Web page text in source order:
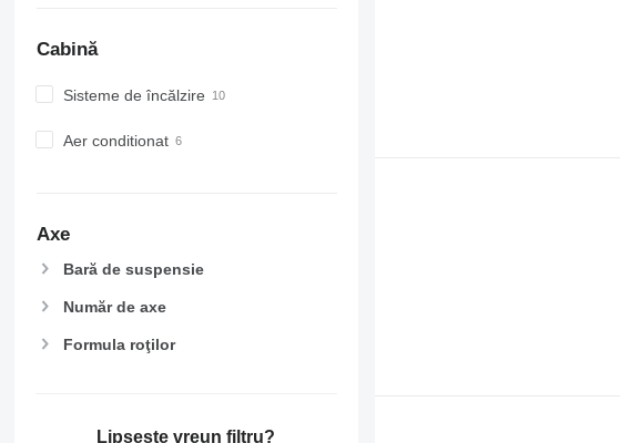
Cabină
Sisteme de încălzire
Aer conditionat
Axe
Bară de suspensie
Număr de axe
Formula roţilor
Lipsește vreun filtru?